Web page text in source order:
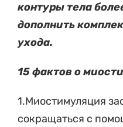
контуры тела
дополнить
ухода.
15 фактов о
1.Миостимуляция
сокращаться с